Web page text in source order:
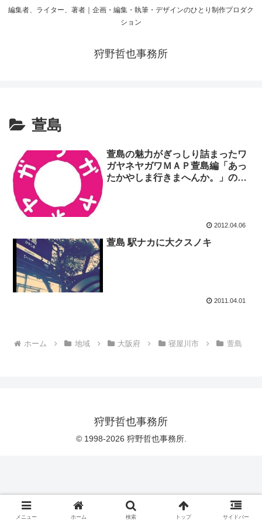
編集者、ライター、著者｜企画・編集・執筆・デザインのひとり制作プロダク
ション
狩野哲也事務所
萱島
萱島の魅力がぎっしり詰まったワ
ガヤネヤガワＭＡＰ萱島編「あっ
たかやしま行きまへんか。」の取
2012.04.06
萱島 駅ナカに大クスノキ
2011.04.01
ホーム 地域 大阪府 寝屋川市 萱島
狩野哲也事務所
© 1998-2026 狩野哲也事務所.
メニュー ホーム 検索 トップ サイドバー